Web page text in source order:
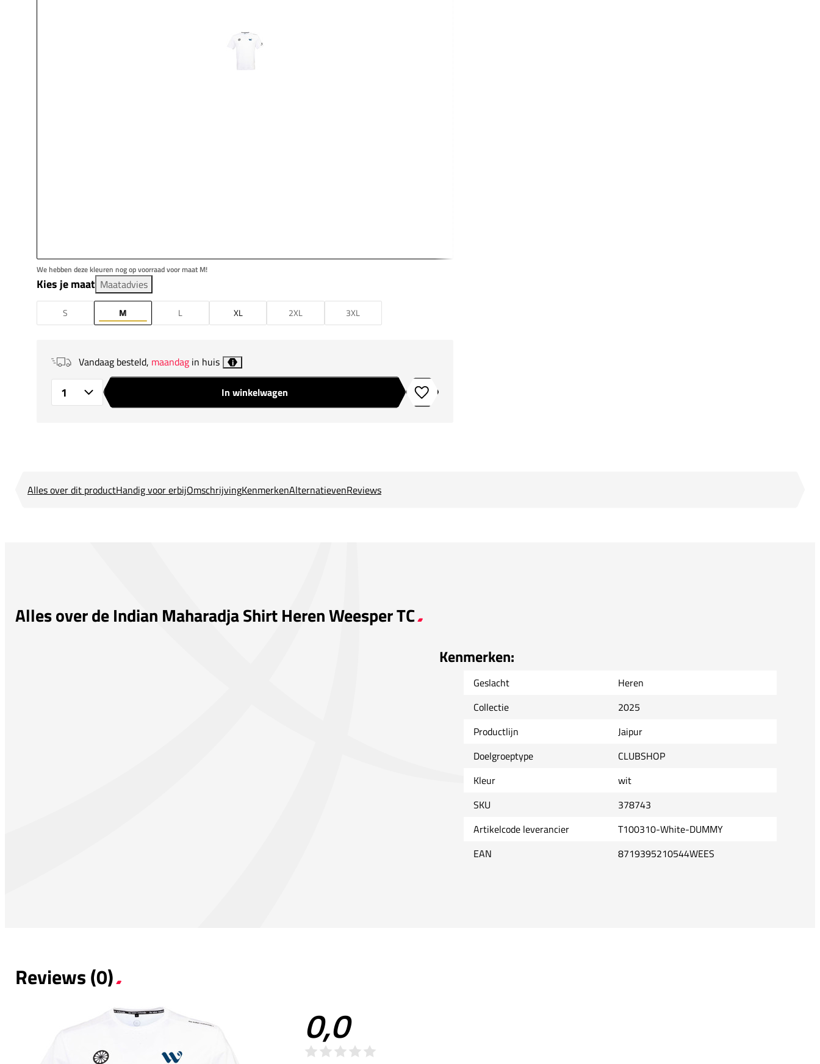
We hebben deze kleuren nog op voorraad voor maat M!
Kies je maat Maatadvies
S M L XL 2XL 3XL
Vandaag besteld, maandag in huis i
In winkelwagen Toevoegen aan verlanglijstje
Alles over dit productHandig voor erbijOmschrijvingKenmerkenAlternatievenReviews
Alles over de Indian Maharadja Shirt Heren Weesper TC
Kenmerken:
Geslacht
Heren
Collectie
2025
Productlijn
Jaipur
Doelgroeptype
CLUBSHOP
Kleur
wit
SKU
378743
Artikelcode leverancier
T100310-White-DUMMY
EAN
8719395210544WEES
Reviews (0)
0,0